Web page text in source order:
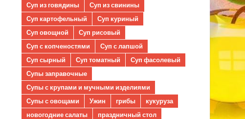
Суп из говядины
Суп из свинины
Суп картофельный
Суп куриный
Суп овощной
Суп рисовый
Суп с копченостями
Суп с лапшой
Суп сырный
Суп томатный
Суп фасолевый
Супы заправочные
Супы с крупами и мучными изделиями
Супы с овощами
Ужин грибы
кукуруза
новогодние салаты
праздничный стол